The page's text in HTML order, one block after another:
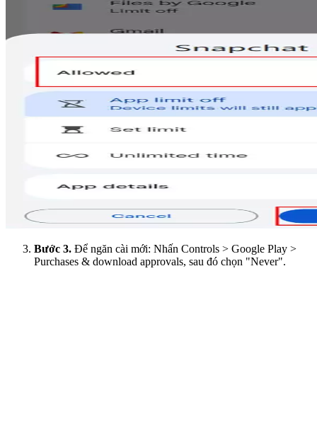
Bước 3. Để ngăn cài mới: Nhấn Controls > Google Play >
Purchases & download approvals, sau đó chọn "Never".